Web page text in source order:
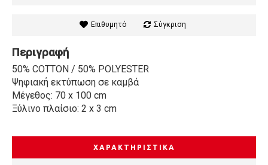
Επιθυμητό Σύγκριση
Περιγραφή
50% COTTON / 50% POLYESTER
Ψηφιακή εκτύπωση σε καμβά
Μέγεθος: 70 x 100 cm
Ξύλινο πλαίσιο: 2 x 3 cm
ΧΑΡΑΚΤΗΡΙΣΤΙΚΆ